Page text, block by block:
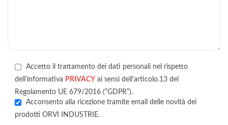
Accetto il trattamento dei dati personali nel rispetto
dell’informativa PRIVACY ai sensi dell’articolo.13 del
Regolamento UE 679/2016 (“GDPR”).
Acconsento alla ricezione tramite email delle novità dei
prodotti ORVI INDUSTRIE.